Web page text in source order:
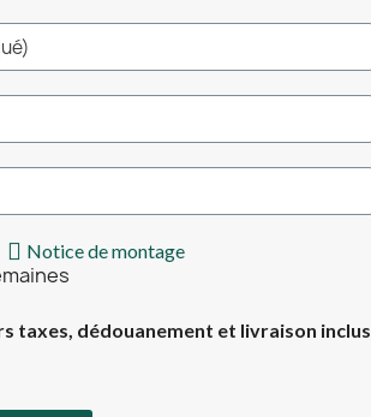
Notice de montage
taxes, dédouanement et livraison inclus